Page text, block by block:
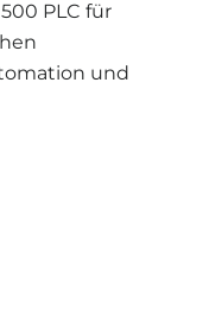
PLC für
und